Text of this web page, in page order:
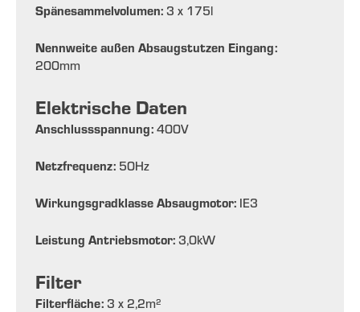
Spänesammelvolumen: 3 x 175l
Nennweite außen Absaugstutzen Eingang:
200mm
Elektrische Daten
Anschlussspannung: 400V
Netzfrequenz: 50Hz
Wirkungsgradklasse Absaugmotor: IE3
Leistung Antriebsmotor: 3,0kW
Filter
Filterfläche: 3 x 2,2m²